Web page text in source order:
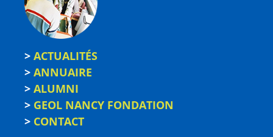
> ACTUALITÉS
> ANNUAIRE
> ALUMNI
> GEOL NANCY FONDATION
> CONTACT